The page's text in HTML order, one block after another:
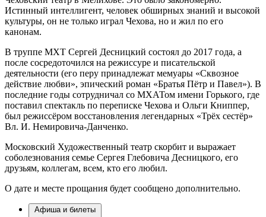
Истинный интеллигент, человек обширных знаний и высокой
культуры, он не только играл Чехова, но и жил по его
канонам.
В труппе МХТ Сергей Десницкий состоял до 2017 года, а
после сосредоточился на режиссуре и писательской
деятельности (его перу принадлежат мемуары «Сквозное
действие любви», эпический роман «Братья Пётр и Павел»). В
последние годы сотрудничал со МХАТом имени Горького, где
поставил спектакль по переписке Чехова и Ольги Книппер,
был режиссёром восстановления легендарных «Трёх сестёр»
Вл. И. Немировича-Данченко.
Московский Художественный театр скорбит и выражает
соболезнования семье Сергея Глебовича Десницкого, его
друзьям, коллегам, всем, кто его любил.
О дате и месте прощания будет сообщено дополнительно.
Афиша и билеты